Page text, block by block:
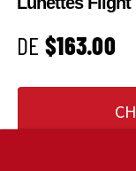
PRIX
DE $163.00